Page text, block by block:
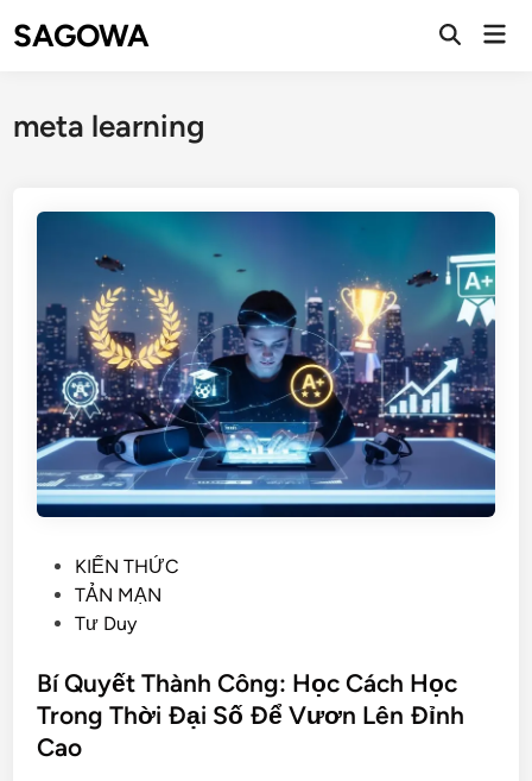
SAGOWA
meta learning
KIẾN THỨC
TẢN MẠN
Tư Duy
Bí Quyết Thành Công: Học Cách Học
Trong Thời Đại Số Để Vươn Lên Đỉnh
Cao